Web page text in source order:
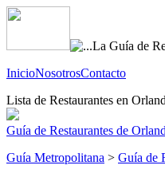
InicioNosotrosContacto
Lista de Restaurantes en
Guía de Restaurantes de
Guía Metropolitana > Guía de